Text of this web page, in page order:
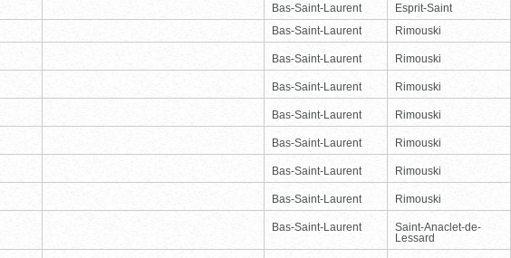
Bas-Saint-Laurent
Esprit-Saint
Bas-Saint-Laurent Rimouski
Bas-Saint-Laurent Rimouski
Bas-Saint-Laurent Rimouski
Bas-Saint-Laurent Rimouski
Bas-Saint-Laurent Rimouski
Bas-Saint-Laurent Rimouski
Bas-Saint-Laurent Rimouski
Bas-Saint-Laurent
Saint-Anaclet-de-
Lessard